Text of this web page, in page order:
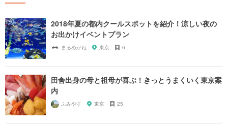
2018年夏の都内クールスポットを紹介！涼しい夜の
お出かけイベントプラン
まるめがね 東京 6
田舎出身の母と祖母が喜ぶ！きっとうまくいく東京案
内
ふみやす 東京 25